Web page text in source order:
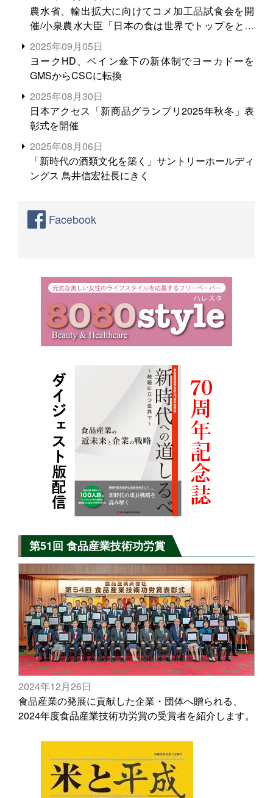
農水省、輸出拡大に向けてコメ加工品試食会を開
催/小泉農水大臣「日本の食は世界でトップをとれ
る。米増産に向けて、米輸出需要の拡大を」
2025年09月05日
ヨークHD、ベイン傘下の新体制でヨーカドーを
GMSからCSCに転換
2025年08月30日
日本アクセス「新商品グランプリ2025年秋冬」表
彰式を開催
2025年08月06日
「新時代の酒類文化を築く」サントリーホールディ
ングス 鳥井信宏社長にきく
Facebook
第51回 食品産業技術功労賞
2024年12月26日
食品産業の発展に貢献した企業・団体へ贈られる、
2024年度食品産業技術功労賞の受賞者を紹介します。